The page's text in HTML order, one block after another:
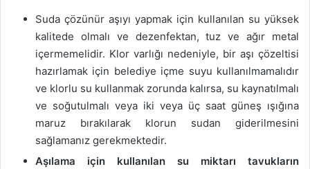
Suda çözünür aşıyı yapmak için kullanılan su yüksek
kalitede olmalı ve dezenfektan, tuz ve ağır metal
içermemelidir. Klor varlığı nedeniyle, bir aşı çözeltisi
hazırlamak için belediye içme suyu kullanılmamalıdır
ve klorlu su kullanmak zorunda kalırsa, su kaynatılmalı
ve soğutulmalı veya iki veya üç saat güneş ışığına
maruz bırakılarak klorun sudan giderilmesini
sağlamanız gerekmektedir.
Aşılama için kullanılan su miktarı tavukların